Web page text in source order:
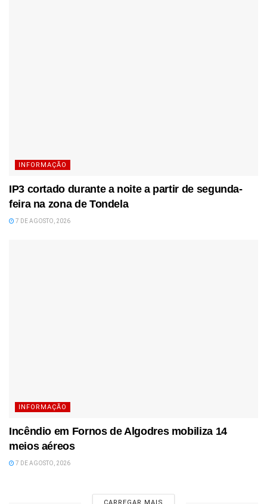
INFORMAÇÃO
IP3 cortado durante a noite a partir de segunda-
feira na zona de Tondela
7 DE AGOSTO, 2026
INFORMAÇÃO
Incêndio em Fornos de Algodres mobiliza 14
meios aéreos
7 DE AGOSTO, 2026